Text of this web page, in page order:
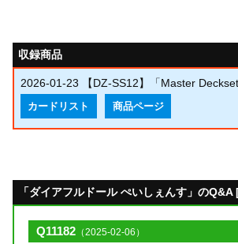
収録商品
2026-01-23 【DZ-SS12】「Master
カードリスト 商品ページ
「ダイアフルドール ぺいしぇんす」のQ&A
Q11182 （2025-02-06）